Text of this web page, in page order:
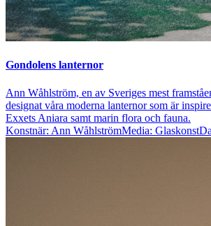
Gondolens lanternor
Ann Wåhlström, en av Sveriges mest
designat våra moderna lanternor som är
Exxets Aniara samt marin flora och fauna.
Konstnär: Ann WåhlströmMedia: Glaskonst